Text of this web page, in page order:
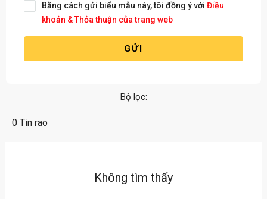
Bằng cách gửi biểu mẫu này, tôi đồng ý với Điều
khoản & Thỏa thuận của trang web
GỬI
0 Tin rao
Bộ lọc:
Không tìm thấy